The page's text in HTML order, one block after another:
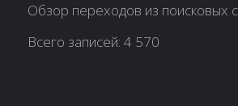
Обзор переходов из поисковых
Всего записей:4 570